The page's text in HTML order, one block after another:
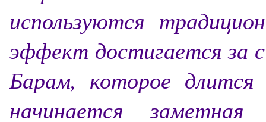
используются
эффект достигается за
Барам, которое длится
начинается